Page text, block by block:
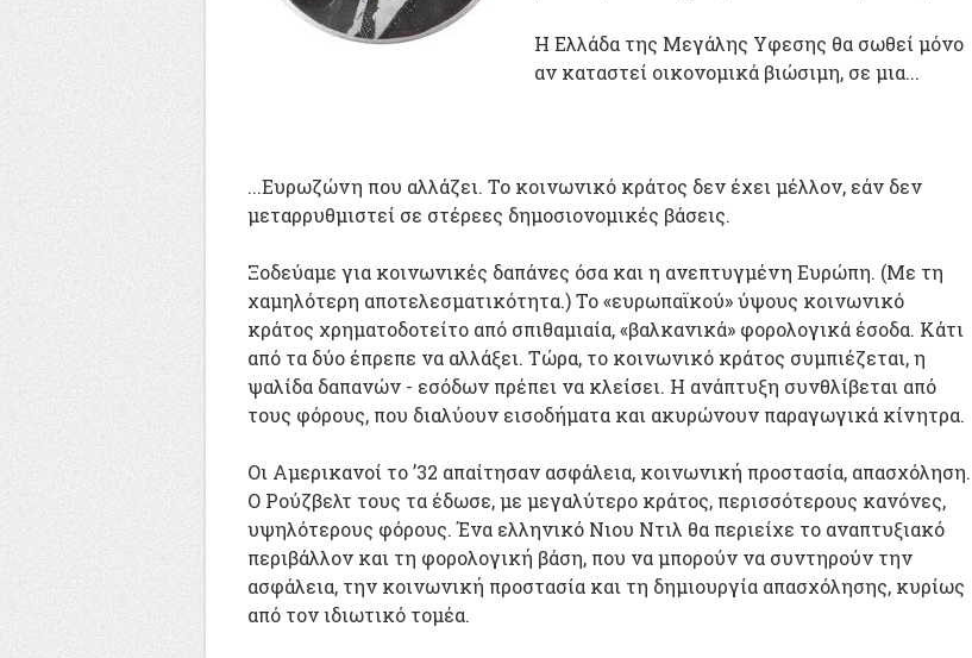
Η Ελλάδα της Μεγάλης Υφεσης θα σωθεί μόνο
αν καταστεί οικονομικά βιώσιμη, σε μια...
...Ευρωζώνη που αλλάζει. Το κοινωνικό κράτος δεν έχει μέλλον, εάν δεν
μεταρρυθμιστεί σε στέρεες δημοσιονομικές βάσεις.
Ξοδεύαμε για κοινωνικές δαπάνες όσα και η ανεπτυγμένη Ευρώπη. (Με τη
χαμηλότερη αποτελεσματικότητα.) Το «ευρωπαϊκού» ύψους κοινωνικό
κράτος χρηματοδοτείτο από σπιθαμιαία, «βαλκανικά» φορολογικά έσοδα. Κάτι
από τα δύο έπρεπε να αλλάξει. Τώρα, το κοινωνικό κράτος συμπιέζεται, η
ψαλίδα δαπανών - εσόδων πρέπει να κλείσει. Η ανάπτυξη συνθλίβεται από
τους φόρους, που διαλύουν εισοδήματα και ακυρώνουν παραγωγικά κίνητρα.
Οι Αμερικανοί το ’32 απαίτησαν ασφάλεια, κοινωνική προστασία, απασχόληση.
Ο Ρούζβελτ τους τα έδωσε, με μεγαλύτερο κράτος, περισσότερους κανόνες,
υψηλότερους φόρους. Ένα ελληνικό Νιου Ντιλ θα περιείχε το αναπτυξιακό
περιβάλλον και τη φορολογική βάση, που να μπορούν να συντηρούν την
ασφάλεια, την κοινωνική προστασία και τη δημιουργία απασχόλησης, κυρίως
από τον ιδιωτικό τομέα.